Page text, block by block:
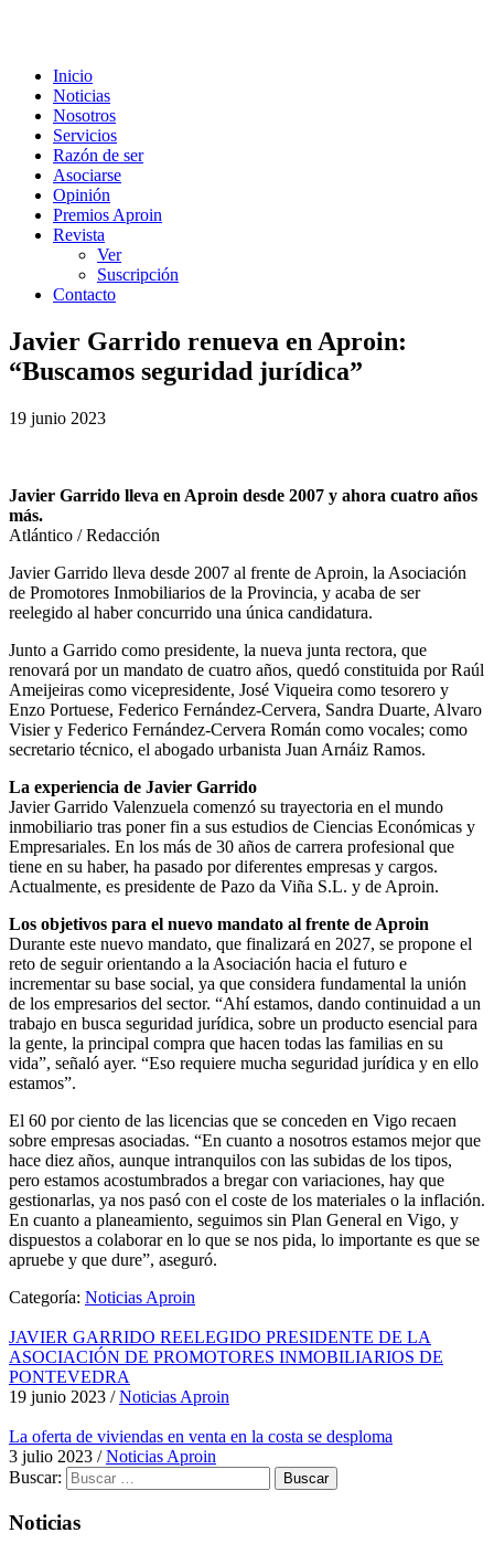
Inicio
Noticias
Nosotros
Servicios
Razón de ser
Asociarse
Opinión
Premios Aproin
Revista
Ver
Suscripción
Contacto
Javier Garrido renueva en Aproin:
“Buscamos seguridad jurídica”
19 junio 2023
Javier Garrido lleva en Aproin desde 2007 y ahora cuatro años
más.
Atlántico / Redacción
Javier Garrido lleva desde 2007 al frente de Aproin, la Asociación
de Promotores Inmobiliarios de la Provincia, y acaba de ser
reelegido al haber concurrido una única candidatura.
Junto a Garrido como presidente, la nueva junta rectora, que
renovará por un mandato de cuatro años, quedó constituida por Raúl
Ameijeiras como vicepresidente, José Viqueira como tesorero y
Enzo Portuese, Federico Fernández-Cervera, Sandra Duarte, Alvaro
Visier y Federico Fernández-Cervera Román como vocales; como
secretario técnico, el abogado urbanista Juan Arnáiz Ramos.
La experiencia de Javier Garrido
Javier Garrido Valenzuela comenzó su trayectoria en el mundo
inmobiliario tras poner fin a sus estudios de Ciencias Económicas y
Empresariales. En los más de 30 años de carrera profesional que
tiene en su haber, ha pasado por diferentes empresas y cargos.
Actualmente, es presidente de Pazo da Viña S.L. y de Aproin.
Los objetivos para el nuevo mandato al frente de Aproin
Durante este nuevo mandato, que finalizará en 2027, se propone el
reto de seguir orientando a la Asociación hacia el futuro e
incrementar su base social, ya que considera fundamental la unión
de los empresarios del sector. “Ahí estamos, dando continuidad a un
trabajo en busca seguridad jurídica, sobre un producto esencial para
la gente, la principal compra que hacen todas las familias en su
vida”, señaló ayer. “Eso requiere mucha seguridad jurídica y en ello
estamos”.
El 60 por ciento de las licencias que se conceden en Vigo recaen
sobre empresas asociadas. “En cuanto a nosotros estamos mejor que
hace diez años, aunque intranquilos con las subidas de los tipos,
pero estamos acostumbrados a bregar con variaciones, hay que
gestionarlas, ya nos pasó con el coste de los materiales o la inflación.
En cuanto a planeamiento, seguimos sin Plan General en Vigo, y
dispuestos a colaborar en lo que se nos pida, lo importante es que se
apruebe y que dure”, aseguró.
Categoría: Noticias Aproin
JAVIER GARRIDO REELEGIDO PRESIDENTE DE LA
ASOCIACIÓN DE PROMOTORES INMOBILIARIOS DE
PONTEVEDRA
19 junio 2023 /Noticias Aproin
La oferta de viviendas en venta en la costa se desploma
3 julio 2023 /Noticias Aproin
Buscar:
Noticias